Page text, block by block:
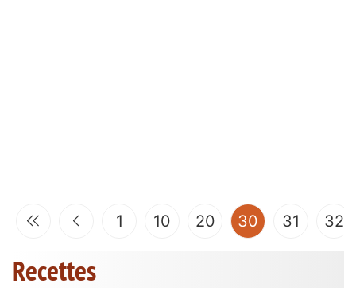
1 10 20 30 (current)
31 32
Recettes